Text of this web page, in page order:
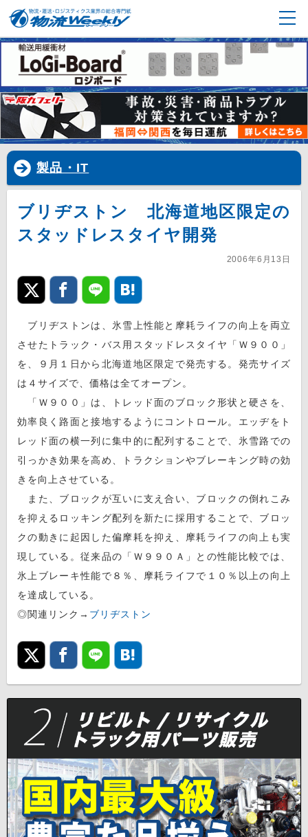
製品・IT
ブリヂストン 北海道地区限定の
スタッドレスタイヤ開発
2006年6月13日
ブリヂストンは、氷雪上性能と摩耗ライフの向上を両立
させたトラック・バス用スタッドレスタイヤ「Ｗ９００」
を、９月１日から北海道地区限定で発売する。発売サイズ
は４サイズで、価格は全てオープン。
「Ｗ９００」は、トレッド面のブロック形状と硬さを、
効率良く路面と接地するようにコントロール。エッヂをト
レッド面の横一列に集中的に配列することで、氷雪路での
引っかき効果を高め、トラクションやブレーキング時の効
きを向上させている。
また、ブロックが互いに支え合い、ブロックの倒れこみ
を抑えるロッキング配列を新たに採用することで、ブロッ
クの動きに起因した偏摩耗を抑え、摩耗ライフの向上も実
現している。従来品の「Ｗ９９０Ａ」との性能比較では、
氷上ブレーキ性能で８％、摩耗ライフで１０％以上の向上
を達成している。
◎関連リンク→ ブリヂストン